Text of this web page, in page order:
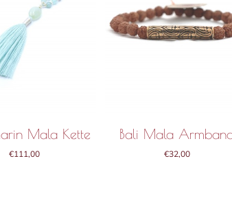
Mala Kette
€111,00
Bali Mala
€32,00